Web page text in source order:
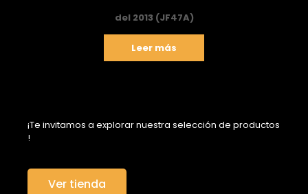
del 2013 (JF47A)
Leer más
¡Te invitamos a explorar nuestra selección de productos
!
Ver tienda